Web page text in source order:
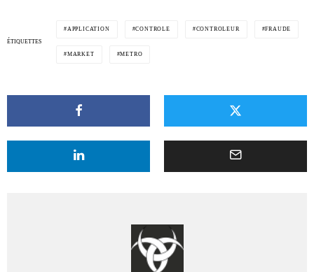
ÉTIQUETTES
APPLICATION CONTROLE CONTROLEUR FRAUDE
MARKET METRO